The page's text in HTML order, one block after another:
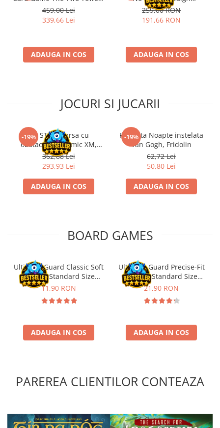
Riftbound singles
Gundam TCG
Puzzle 1000 piese
Puzzle 2000 piese
Puzzle 1500 piese
Puzzle 20 piese
Puzzle 60 piese
Puzzle 4 in 1
Puzzle 30 piese
4D Cityscape Time Puzzle
Puzzle 180 piese
Puzzle 12 piese
Puzzle 300 piese
Puzzle
Puzzle cu 200 piese
Puzzle 2 in 1
Saga Expansion
459,00 Lei
339,66 Lei
ADAUGA IN COS
Expansion (EN)
259,00 RON
191,66 RON
ADAUGA IN COS
JOCURI SI JUCARII
-19%Kit STEM Cursa cu
obstacole Dynamic XM,
Fischertechnik
362,88 Lei
293,93 Lei
ADAUGA IN COS
-19%
Flasneta Noapte instelata
Van Gogh, Fridolin
62,72 Lei
50,80 Lei
ADAUGA IN COS
BOARD GAMES
Ultimate Guard Classic Soft
Sleeves Standard Size
Transparent (100)
11,90 RON
ADAUGA IN COS
Ultimate Guard Precise-Fit
Sleeves Standard Size
Transparent (100)
21,90 RON
ADAUGA IN COS
PAREREA CLIENTILOR CONTEAZA